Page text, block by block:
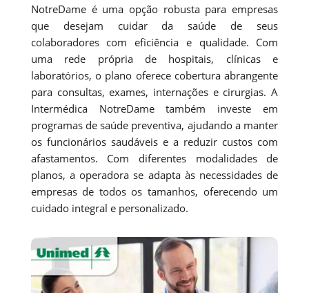
NotreDame é uma opção robusta para empresas
que desejam cuidar da saúde de seus
colaboradores com eficiência e qualidade. Com
uma rede própria de hospitais, clínicas e
laboratórios, o plano oferece cobertura abrangente
para consultas, exames, internações e cirurgias. A
Intermédica NotreDame também investe em
programas de saúde preventiva, ajudando a manter
os funcionários saudáveis e a reduzir custos com
afastamentos. Com diferentes modalidades de
planos, a operadora se adapta às necessidades de
empresas de todos os tamanhos, oferecendo um
cuidado integral e personalizado.